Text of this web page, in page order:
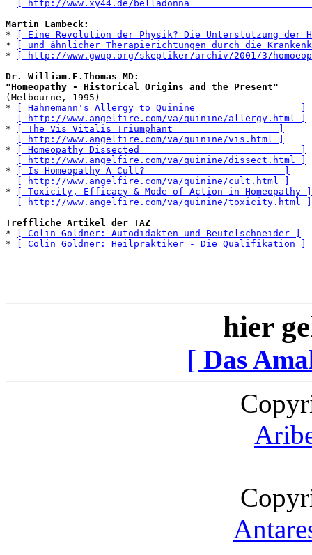
[ http://www.xy44.de/belladonna
Martin Lambeck:
*
[ Eine Revolution der Physik? Die Unterstützung der
*
[ und ähnlicher Therapierichtungen durch die
*
[ http://www.gwup.org/skeptiker/archiv/2001/3/
Dr. William.E.Thomas MD:
"Homeopathy - Historical Origins and the Present"
(Melbourne, 1995)
*
[ Hahnemann's Allergy to Quinine                   ]
[ http://www.angelfire.com/va/quinine/allergy.html ]
*
[ The Vis Vitalis Triumphant                   ]
[ http://www.angelfire.com/va/quinine/vis.html ]
*
[ Homeopathy Dissected                             ]
[ http://www.angelfire.com/va/quinine/dissect.html ]
*
[ Is Homeopathy A Cult?                         ]
[ http://www.angelfire.com/va/quinine/cult.html ]
*
[ Toxicity, Efficacy & Mode of Action in Homeopathy ]
[ http://www.angelfire.com/va/quinine/toxicity.html ]
Treffliche Artikel der TAZ
*
[ Colin Goldner: Autodidakten und Beutelschneider ]
*
[ Colin Goldner: Heilpraktiker - Die Qualifikation ]
hier
[ Das